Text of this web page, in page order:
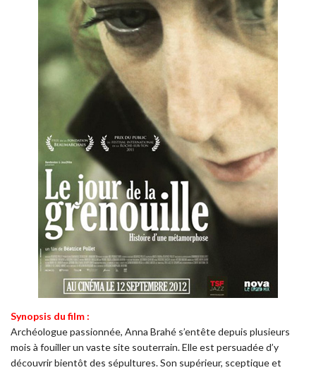
Synopsis du film :
Archéologue passionnée, Anna Brahé s’entête depuis plusieurs
mois à fouiller un vaste site souterrain. Elle est persuadée d’y
découvrir bientôt des sépultures. Son supérieur, sceptique et